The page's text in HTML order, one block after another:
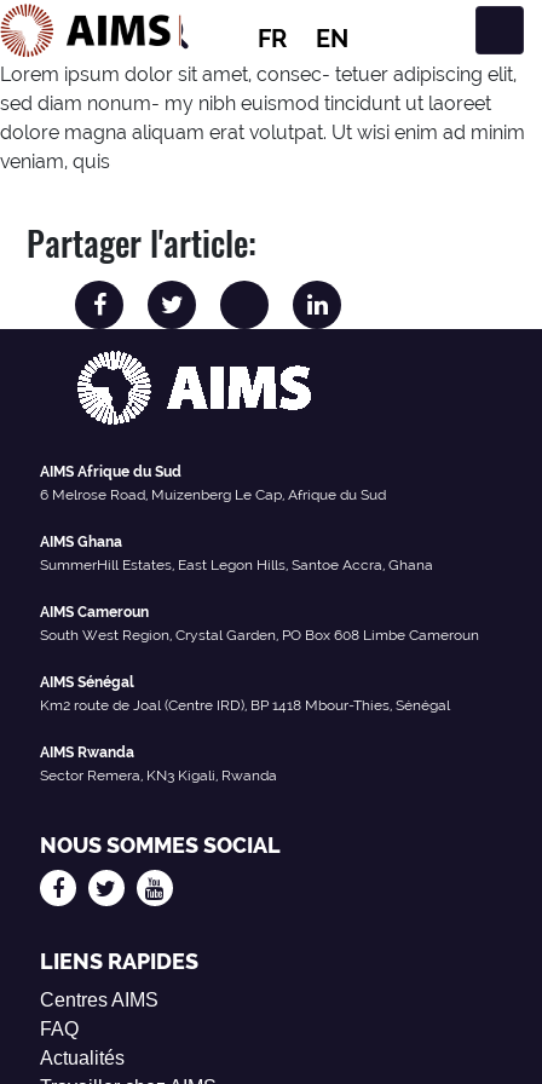
FR EN
Navigation principale
Lorem ipsum dolor sit amet, consec- tetuer adipiscing elit,
sed diam nonum- my nibh euismod tincidunt ut laoreet
dolore magna aliquam erat volutpat. Ut wisi enim ad minim
veniam, quis
Partager l'article:
AIMS Afrique du Sud
6 Melrose Road, Muizenberg Le Cap, Afrique du Sud
AIMS Ghana
SummerHill Estates, East Legon Hills, Santoe Accra, Ghana
AIMS Cameroun
South West Region, Crystal Garden, PO Box 608 Limbe Cameroun
AIMS Sénégal
Km2 route de Joal (Centre IRD), BP 1418 Mbour-Thies, Sénégal
AIMS Rwanda
Sector Remera, KN3 Kigali, Rwanda
NOUS SOMMES SOCIAL
LIENS RAPIDES
Centres AIMS
FAQ
Actualités